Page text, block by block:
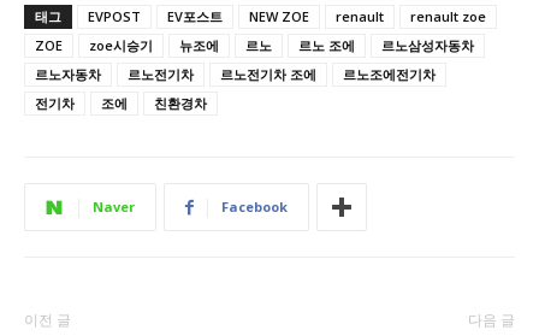
태그 EVPOST EV포스트 NEW ZOE renault
renault zoe
ZOE
zoe시승기 뉴조에 르노 르노 조에
르노삼성자동차
르노자동차
르노전기차 르노전기차 조에
르노조에전기차
전기차
조에 친환경차
Naver Facebook
이전 글 다음 글